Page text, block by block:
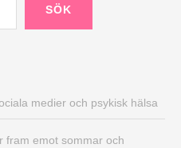
SÖK
medier och psykisk hälsa
fram emot sommar och